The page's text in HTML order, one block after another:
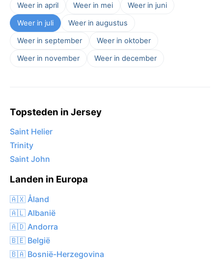
Weer in april
Weer in mei
Weer in juni
Weer in juli
Weer in augustus
Weer in september
Weer in oktober
Weer in november
Weer in december
Topsteden in Jersey
Saint Helier
Trinity
Saint John
Landen in Europa
🇦🇽 Åland
🇦🇱 Albanië
🇦🇩 Andorra
🇧🇪 België
🇧🇦 Bosnië-Herzegovina